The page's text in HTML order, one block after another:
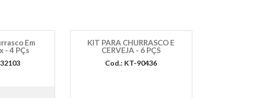
Em
- 4 PÇs
KIT PARA CHURRASCO E
CERVEJA - 6 PÇS
Cod.: KT-90436